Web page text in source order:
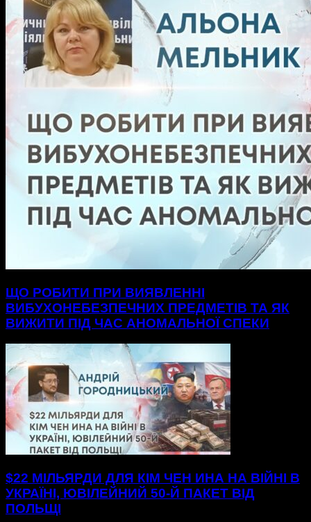
ЩО РОБИТИ ПРИ ВИЯВЛЕННІ
ВИБУХОНЕБЕЗПЕЧНИХ ПРЕДМЕТІВ ТА ЯК
ВИЖИТИ ПІД ЧАС АНОМАЛЬНОЇ СПЕКИ
$22 МІЛЬЯРДИ ДЛЯ КІМ ЧЕН ИНА НА ВІЙНІ В
УКРАЇНІ, ЮВІЛЕЙНИЙ 50-Й ПАКЕТ ВІД
ПОЛЬЩІ